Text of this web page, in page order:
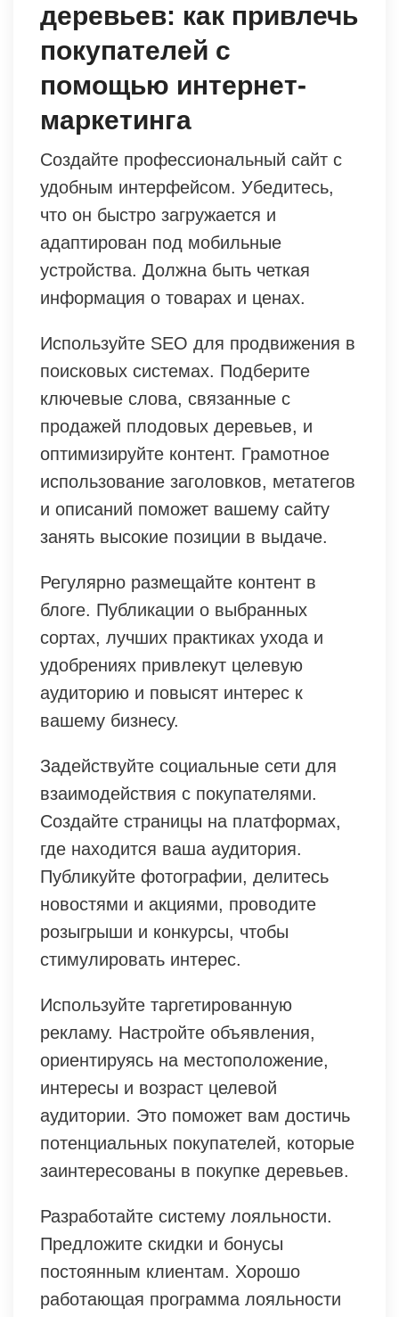
деревьев: как привлечь
покупателей с
помощью интернет-
маркетинга
Создайте профессиональный сайт с
удобным интерфейсом. Убедитесь,
что он быстро загружается и
адаптирован под мобильные
устройства. Должна быть четкая
информация о товарах и ценах.
Используйте SEO для продвижения в
поисковых системах. Подберите
ключевые слова, связанные с
продажей плодовых деревьев, и
оптимизируйте контент. Грамотное
использование заголовков, метатегов
и описаний поможет вашему сайту
занять высокие позиции в выдаче.
Регулярно размещайте контент в
блоге. Публикации о выбранных
сортах, лучших практиках ухода и
удобрениях привлекут целевую
аудиторию и повысят интерес к
вашему бизнесу.
Задействуйте социальные сети для
взаимодействия с покупателями.
Создайте страницы на платформах,
где находится ваша аудитория.
Публикуйте фотографии, делитесь
новостями и акциями, проводите
розыгрыши и конкурсы, чтобы
стимулировать интерес.
Используйте таргетированную
рекламу. Настройте объявления,
ориентируясь на местоположение,
интересы и возраст целевой
аудитории. Это поможет вам достичь
потенциальных покупателей, которые
заинтересованы в покупке деревьев.
Разработайте систему лояльности.
Предложите скидки и бонусы
постоянным клиентам. Хорошо
работающая программа лояльности